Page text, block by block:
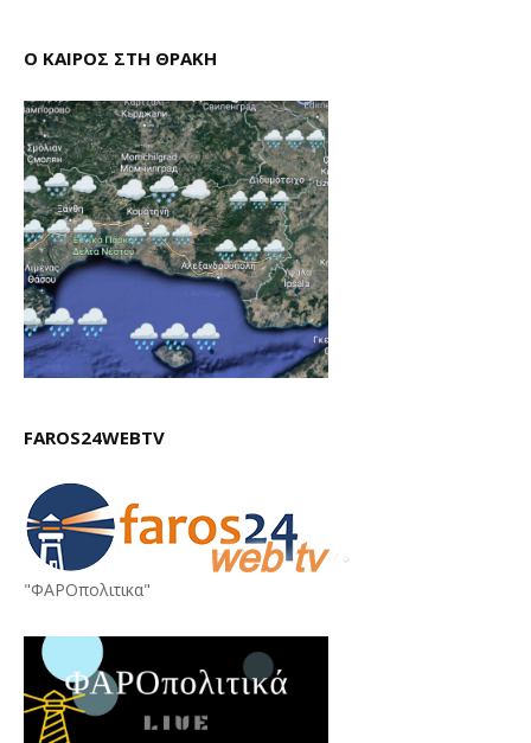
Ο ΚΑΙΡΟΣ ΣΤΗ ΘΡΑΚΗ
FAROS24WEBTV
"ΦΑΡΟπολιτικα"